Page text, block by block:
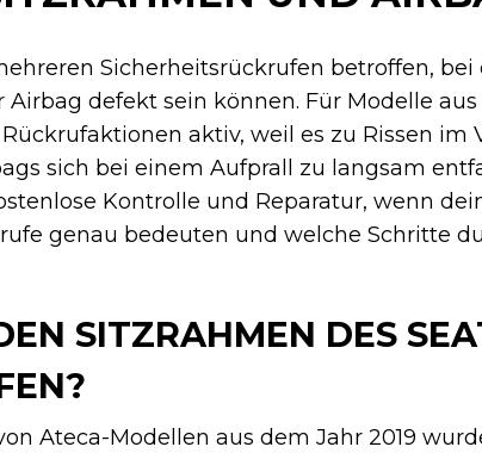
Sicherheitsrückrufen betroffen,
defekt sein können. Für Modelle aus
aktiv, weil es zu Rissen im
sich bei einem Aufprall zu langsam
Kontrolle und Reparatur, wenn
genau bedeuten und welche Schritte
SITZRAHMEN DES
Ateca-Modellen aus dem Jahr 2019